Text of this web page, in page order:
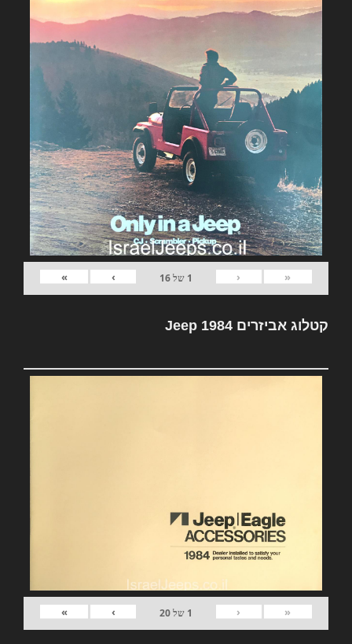
«
‹
1 של16
›
»
קטלוג אביזרים Jeep 1984
«
‹
1 של20
›
»